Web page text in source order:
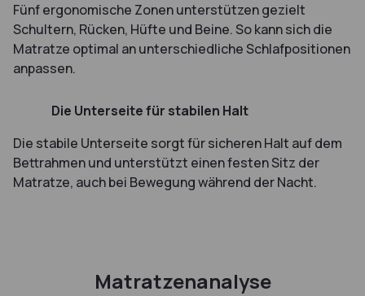
Fünf ergonomische Zonen unterstützen gezielt
Schultern, Rücken, Hüfte und Beine. So kann sich die
Matratze optimal an unterschiedliche Schlafpositionen
anpassen.
Die Unterseite für stabilen Halt
Die stabile Unterseite sorgt für sicheren Halt auf dem
Bettrahmen und unterstützt einen festen Sitz der
Matratze, auch bei Bewegung während der Nacht.
Matratzenanalyse